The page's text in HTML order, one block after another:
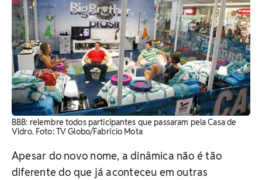
BBB: relembre todos participantes que passaram pela Casa de
Vidro. Foto: TV Globo/Fabrício Mota
Apesar do novo nome, a dinâmica não é tão
diferente do que já aconteceu em outras